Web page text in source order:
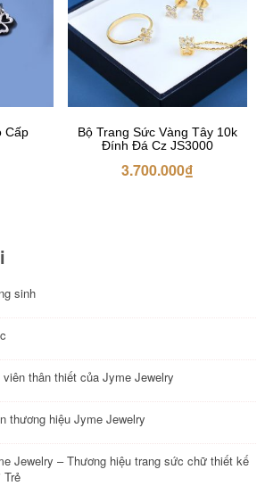
Cấp
Bộ Trang Sức Vàng Tây 10k
Đính Đá Cz JS3000
3.700.000₫
sinh
thân thiết của Jyme Jewelry
thương hiệu Jyme Jewelry
Jewelry – Thương hiệu trang sức chữ thiết kế
Trẻ